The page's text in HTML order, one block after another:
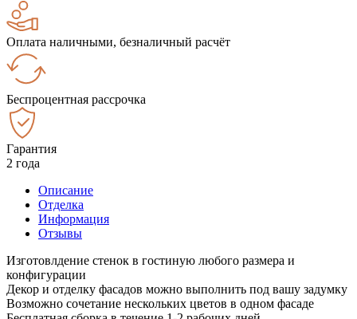
Оплата наличными, безналичный расчёт
Беспроцентная рассрочка
Гарантия
2 года
Описание
Отделка
Информация
Отзывы
Изготовлдение стенок в гостиную любого размера и
конфигурации
Декор и отделку фасадов можно выполнить под вашу задумку
Возможно сочетание нескольких цветов в одном фасаде